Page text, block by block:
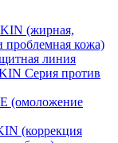
(жирная,
проблемная кожа)
линия
Серия против
(омоложение
(коррекция